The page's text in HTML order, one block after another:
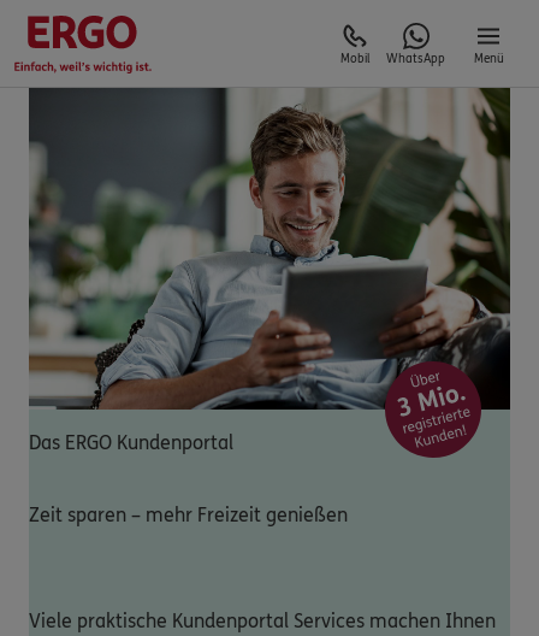
Mobil WhatsApp Menü
Das ERGO Kundenportal
Zeit sparen – mehr Freizeit genießen
Viele praktische Kundenportal Services machen Ihnen